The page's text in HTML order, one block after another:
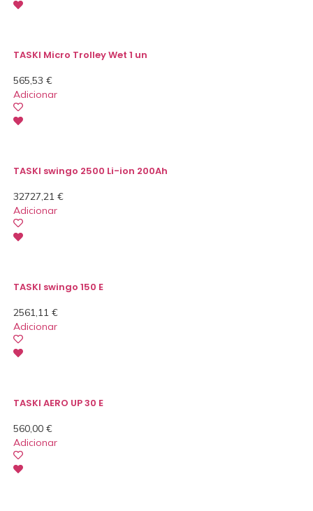
TASKI Micro Trolley Wet 1 un
565,53 €
Adicionar
TASKI swingo 2500 Li-ion 200Ah
32727,21 €
Adicionar
TASKI swingo 150 E
2561,11 €
Adicionar
TASKI AERO UP 30 E
560,00 €
Adicionar